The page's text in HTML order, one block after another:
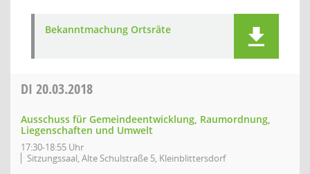
Bekanntmachung Ortsräte
DI 20.03.2018
Ausschuss für Gemeindeentwicklung, Raumordnung,
Liegenschaften und Umwelt
17:30-18:55 Uhr
Sitzungssaal, Alte Schulstraße 5, Kleinblittersdorf